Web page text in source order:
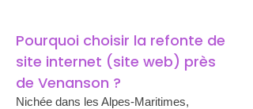
Pourquoi choisir la refonte de
site internet (site web) près
de Venanson ?
Nichée dans les Alpes-Maritimes,